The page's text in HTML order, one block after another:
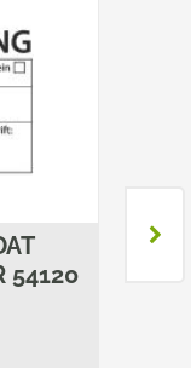
54120